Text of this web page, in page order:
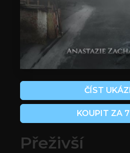
ČÍST
KOUPIT ZA
Přeživší